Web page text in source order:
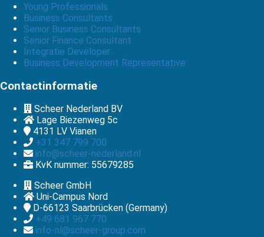
Young Professionals
Business Consultants
Senior Business Consultants
Senior Finance Consultant
Integratie Developer
Business Development Representative
Contactinformatie
Scheer Nederland BV
Lage Biezenweg 5c
4131 LV Vianen
+31 347 799 700
info@scheer-nederland.nl
KvK nummer: 55679285
Scheer GmbH
Uni-Campus Nord
D-66123 Saarbrücken (Germany)
+49 681 967 770
info-nl@scheer-group.com